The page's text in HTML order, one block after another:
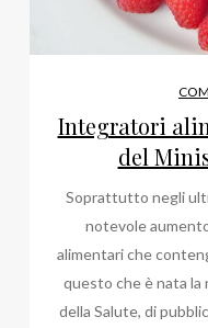
Integratori
del
Soprattutto negli
notevole
alimentari che
questo che è nata la
della Salute, di